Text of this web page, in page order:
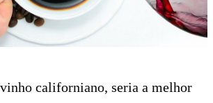
californiano, seria a melhor